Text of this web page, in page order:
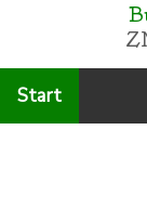
Start